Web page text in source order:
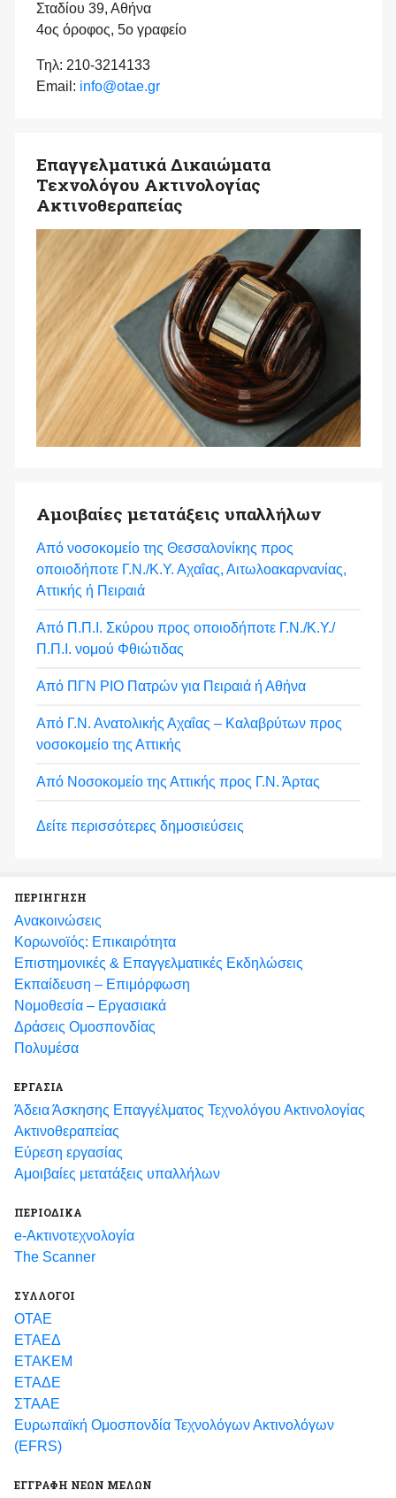
Σταδίου 39, Αθήνα
4ος όροφος, 5ο γραφείο
Τηλ: 210-3214133
Email: info@otae.gr
Επαγγελματικά Δικαιώματα
Τεχνολόγου Ακτινολογίας
Ακτινοθεραπείας
Αμοιβαίες μετατάξεις υπαλλήλων
Από νοσοκομείο της Θεσσαλονίκης προς
οποιοδήποτε Γ.Ν./Κ.Υ. Αχαΐας, Αιτωλοακαρνανίας,
Αττικής ή Πειραιά
Από Π.Π.Ι. Σκύρου προς οποιοδήποτε Γ.Ν./Κ.Υ./
Π.Π.Ι. νομού Φθιώτιδας
Από ΠΓΝ ΡΙΟ Πατρών για Πειραιά ή Αθήνα
Από Γ.Ν. Ανατολικής Αχαΐας – Καλαβρύτων προς
νοσοκομείο της Αττικής
Από Νοσοκομείο της Αττικής προς Γ.Ν. Άρτας
Δείτε περισσότερες δημοσιεύσεις
ΠΕΡΙΗΓΗΣΗ
Ανακοινώσεις
Κορωνοϊός: Επικαιρότητα
Eπιστημονικές & Επαγγελματικές Eκδηλώσεις
Εκπαίδευση – Επιμόρφωση
Νομοθεσία – Εργασιακά
Δράσεις Ομοσπονδίας
Πολυμέσα
ΕΡΓΑΣΙΑ
Άδεια Άσκησης Επαγγέλματος Τεχνολόγου Ακτινολογίας
Ακτινοθεραπείας
Εύρεση εργασίας
Αμοιβαίες μετατάξεις υπαλλήλων
ΠΕΡΙΟΔΙΚΑ
e-Ακτινοτεχνολογία
The Scanner
ΣΥΛΛΟΓΟΙ
ΟΤΑΕ
ΕΤΑΕΔ
ΕΤΑΚΕΜ
ΕΤΑΔΕ
ΣΤΑΑΕ
Ευρωπαϊκή Ομοσπονδία Τεχνολόγων Ακτινολόγων
(EFRS)
ΕΓΓΡΑΦΗ ΝΕΩΝ ΜΕΛΩΝ